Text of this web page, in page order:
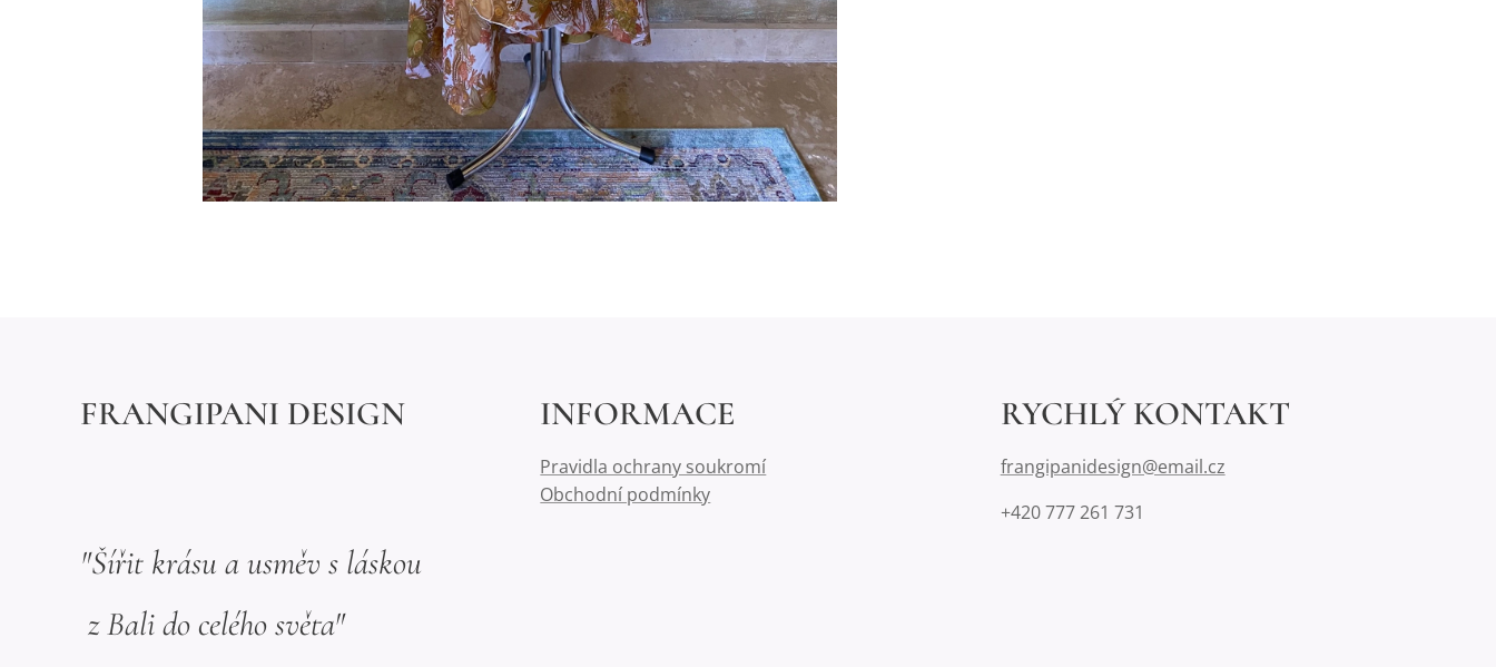
FRANGIPANI DESIGN
"Šířit krásu a usměv s láskou
z Bali do celého světa"
INFORMACE
Pravidla ochrany soukromí
Obchodní podmínky
RYCHLÝ KONTAKT
frangipanidesign@email.cz
+420 777 261 731